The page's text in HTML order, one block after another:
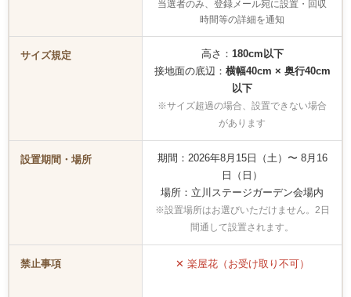
当選者のみ、登録メール宛に設置・回収
時間等の詳細を通知
サイズ規定 高さ： 180cm以下
接地面の底辺： 横幅40cm × 奥行40cm
以下
※サイズ超過の場合、設置できない場合
があります
設置期間・場所
期間：2026年8月15日（土）〜 8月16
日（日）
場所：立川ステージガーデン会場内
※設置場所はお選びいただけません。2日
間通して設置されます。
禁止事項 ✕ 楽屋花（お受け取り不可）